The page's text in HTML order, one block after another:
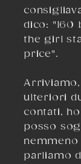
dico: "160
the girl
price".
ulteriori
contati,
posso
parliamo